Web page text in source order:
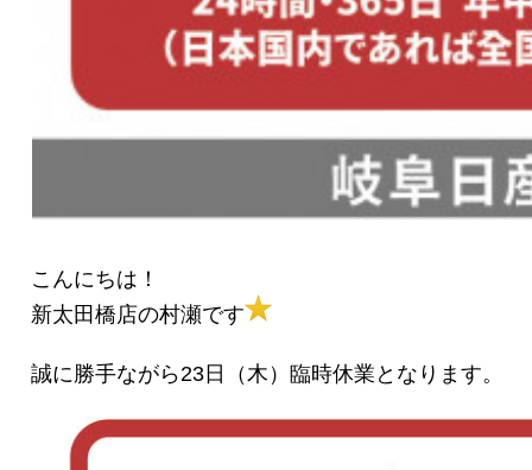
こんにちは！
新太田橋店の村瀬です
誠に勝手ながら23日（木）臨時休業となります。